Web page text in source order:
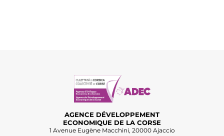
AGENCE DÉVELOPPEMENT
ECONOMIQUE DE LA CORSE
1 Avenue Eugène Macchini, 20000 Ajaccio